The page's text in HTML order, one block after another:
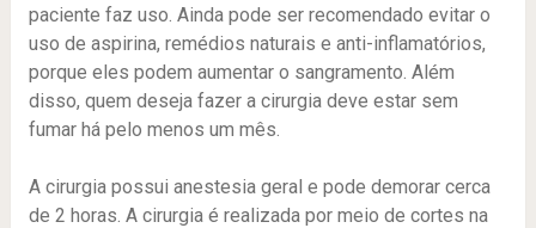
paciente faz uso. Ainda pode ser recomendado evitar o
uso de aspirina, remédios naturais e anti-inflamatórios,
porque eles podem aumentar o sangramento. Além
disso, quem deseja fazer a cirurgia deve estar sem
fumar há pelo menos um mês.
A cirurgia possui anestesia geral e pode demorar cerca
de 2 horas. A cirurgia é realizada por meio de cortes na